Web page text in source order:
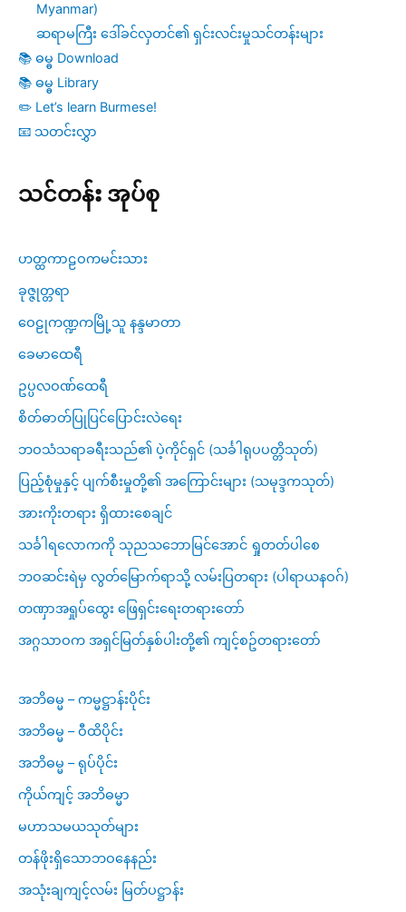
Myanmar)
ဆရာမကြီး ဒေါ်ခင်လှတင်၏ ရှင်းလင်းမှုသင်တန်းများ
📚 ဓမ္ဓ Download
📚 ဓမ္ဓ Library
✏️ Let’s learn Burmese!
📧 သတင်းလွှာ
သင်တန်း အုပ်စု
ဟတ္ထကာဠဝကမင်းသား
ခုဇ္ဇုတ္တရာ
ဝေဠုကဏ္ဍကမြို့သူ နန္ဒမာတာ
ခေမာထေရီ
ဥပ္ပလဝဏ်ထေရီ
စိတ်ဓာတ်ပြုပြင်ပြောင်းလဲရေး
ဘဝသံသရာခရီးသည်၏ ပဲ့ကိုင်ရှင် (သင်္ခါရုပပတ္တိသုတ်)
ပြည့်စုံမှုနှင့် ပျက်စီးမှုတို့၏ အကြောင်းများ (သမုဒ္ဒကသုတ်)
အားကိုးတရား ရှိထားစေချင်
သင်္ခါရလောကကို သုညသဘောမြင်အောင် ရှုတတ်ပါစေ
ဘဝဆင်းရဲမှ လွတ်မြောက်ရာသို့ လမ်းပြတရား (ပါရာယနဝဂ်)
တဏှာအရှုပ်ထွေး ဖြေရှင်းရေးတရားတော်
အဂ္ဂသာဝက အရှင်မြတ်နှစ်ပါးတို့၏ ကျင့်စဥ်တရားတော်
အဘိဓမ္မ – ကမ္မဋ္ဌာန်းပိုင်း
အဘိဓမ္မ – ဝီထိပိုင်း
အဘိဓမ္မ – ရုပ်ပိုင်း
ကိုယ်ကျင့် အဘိဓမ္မာ
မဟာသမယသုတ်များ
တန်ဖိုးရှိသောဘဝနေနည်း
အသုံးချကျင့်လမ်း မြတ်ပဋ္ဌာန်း